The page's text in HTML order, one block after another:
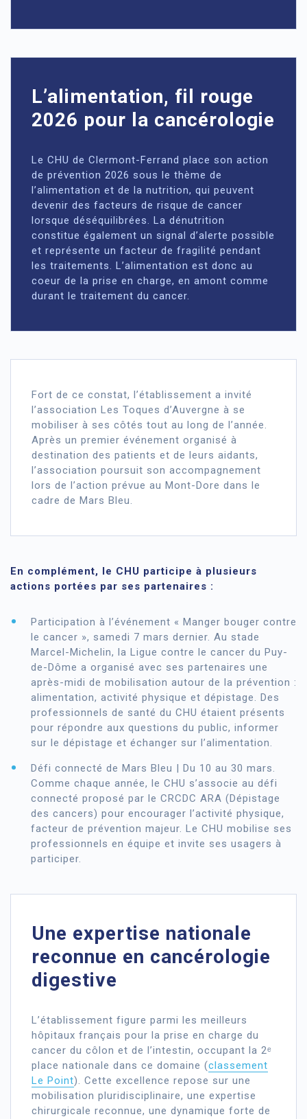
L’alimentation, fil rouge
2026 pour la cancérologie
Le CHU de Clermont-Ferrand place son action
de prévention 2026 sous le thème de
l’alimentation et de la nutrition, qui peuvent
devenir des facteurs de risque de cancer
lorsque déséquilibrées. La dénutrition
constitue également un signal d’alerte possible
et représente un facteur de fragilité pendant
les traitements. L’alimentation est donc au
coeur de la prise en charge, en amont comme
durant le traitement du cancer.
Fort de ce constat, l’établissement a invité
l’association Les Toques d’Auvergne à se
mobiliser à ses côtés tout au long de l’année.
Après un premier événement organisé à
destination des patients et de leurs aidants,
l’association poursuit son accompagnement
lors de l’action prévue au Mont-Dore dans le
cadre de Mars Bleu.
En complément, le CHU participe à plusieurs
actions portées par ses partenaires :
Participation à l’événement « Manger bouger contre
le cancer », samedi 7 mars dernier. Au stade
Marcel-Michelin, la Ligue contre le cancer du Puy-
de-Dôme a organisé avec ses partenaires une
après-midi de mobilisation autour de la prévention :
alimentation, activité physique et dépistage. Des
professionnels de santé du CHU étaient présents
pour répondre aux questions du public, informer
sur le dépistage et échanger sur l’alimentation.
Défi connecté de Mars Bleu | Du 10 au 30 mars.
Comme chaque année, le CHU s’associe au défi
connecté proposé par le CRCDC ARA (Dépistage
des cancers) pour encourager l’activité physique,
facteur de prévention majeur. Le CHU mobilise ses
professionnels en équipe et invite ses usagers à
participer.
Une expertise nationale
reconnue en cancérologie
digestive
L’établissement figure parmi les meilleurs
hôpitaux français pour la prise en charge du
cancer du côlon et de l’intestin, occupant la 2ᵉ
place nationale dans ce domaine (classement
Le Point). Cette excellence repose sur une
mobilisation pluridisciplinaire, une expertise
chirurgicale reconnue, une dynamique forte de